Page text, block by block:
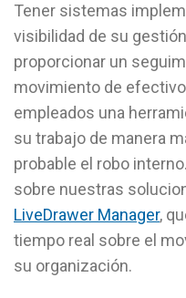
Tener sistemas
visibilidad de su
proporcionar un
movimiento de
empleados una
su trabajo de manera
probable el robo
sobre nuestras
LiveDrawer Manager,
tiempo real sobre el
su organización.